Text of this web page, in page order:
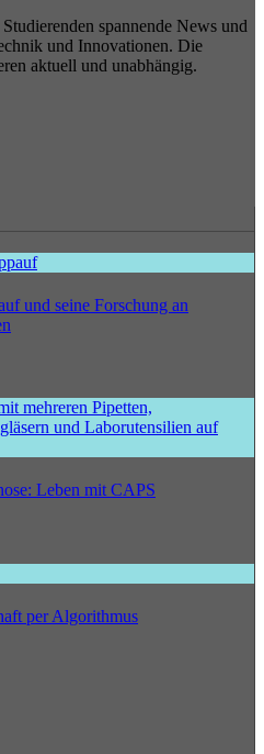
spannende News und
und Innovationen. Die
aktuell und unabhängig.
und seine Forschung an
Leben mit CAPS
per Algorithmus